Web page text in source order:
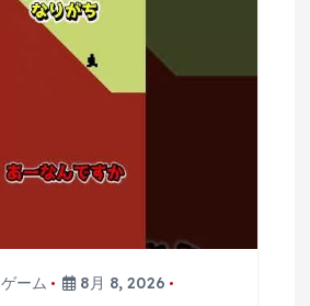
ゲーム
8月 8, 2026